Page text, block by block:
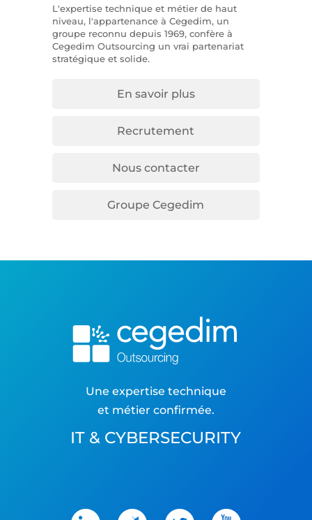
L'expertise technique et métier de haut
niveau, l'appartenance à Cegedim, un
groupe reconnu depuis 1969, confère à
Cegedim Outsourcing un vrai partenariat
stratégique et solide.
En savoir plus
Recrutement
Nous contacter
Groupe Cegedim
Une expertise technique
et métier confirmée.
IT & CYBERSECURITY